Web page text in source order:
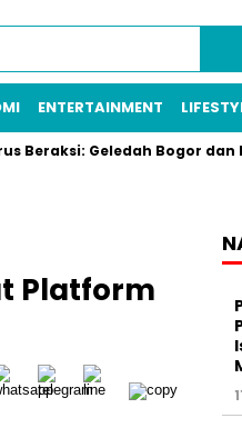
ENTERTAINMENT
Beraksi: Geledah Bogor
Platform